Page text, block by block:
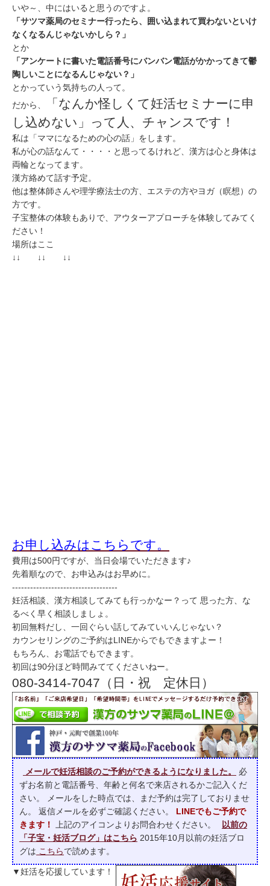
いや～、中にはいると思うのですよ。
「サツマ薬局のセミナー行ったら、囲い込まれて買わないといけ
なくなるんじゃないかしら？」
とか
「アンケートに書いた電話番号にバンバン電話がかかってきて鬱
陶しいことになるんじゃない？」
とかっていう気持ちの人って。
だから、
「なんか怪しくて妊活セミナーに申
し込めない」って人、チャンスです！
私は「ママになるための心の話」をします。
私が心の話なんて・・・・と思ってるけれど、漢方は心と身体は
両輪となってます。
漢方絡めて話す予定。
他は整体師さんや理学療法士の方、エステの方やヨガ（瞑想）の
方です。
子宝整体の体験もありで、アウターアプローチを体験してみてく
ださい！
場所はここ
↓↓
↓↓ ↓↓
お申し込みはこちらです。
費用は500円ですが、当日会場でいただきます♪
先着順なので、お申込みはお早めに。
-----------------------------------
妊活相談、漢方相談してみても行っかなー？って 思った方、な
るべく早く相談しましょ。
初回無料だし、一回ぐらい話してみていいんじゃない？
カウンセリングのご予約はLINEからでもできますよー！
もちろん、お電話でもできます。
初回は90分ほど時間みててくださいねー。
080-3414-7047（日・祝 定休日）
メールで妊活相談のご予約ができるようになりました。
必
ずお名前と電話番号、年齢と何名で来店されるかご記入くだ
さい。 メールをした時点では、まだ予約は完了しておりませ
ん。 返信メールを必ずご確認ください。 LINEでもご予約で
きます！
上記のアイコンよりお問合わせください。
以前の
「子宝・妊活ブログ」はこちら 2015年10月以前の妊活ブロ
グは こちらで読めます。
▼妊活を応援しています！